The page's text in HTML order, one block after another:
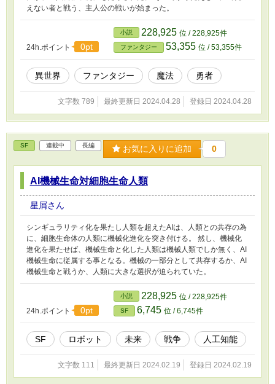
えない者と戦う、主人公の戦いが始まった。
24h.ポイント 0pt
小説 228,925 位 / 228,925件
ファンタジー 53,355 位 / 53,355件
異世界 ファンタジー 魔法 勇者
文字数 789 最終更新日 2024.04.28 登録日 2024.04.28
SF 連載中 長編 お気に入りに追加 0
AI機械生命対細胞生命人類
星屑さん
シンギュラリティ化を果たし人類を超えたAIは、人類との共存の為
に、細胞生命体の人類に機械化進化を突き付ける。 然し、機械化
進化を果たせば、機械生命と化した人類は機械人類でしか無く、AI
機械生命に従属する事となる。機械の一部分として共存するか、AI
機械生命と戦うか、人類に大きな選択が迫られていた。
24h.ポイント 0pt
小説 228,925 位 / 228,925件
SF 6,745 位 / 6,745件
SF ロボット 未来 戦争 人工知能
文字数 111 最終更新日 2024.02.19 登録日 2024.02.19